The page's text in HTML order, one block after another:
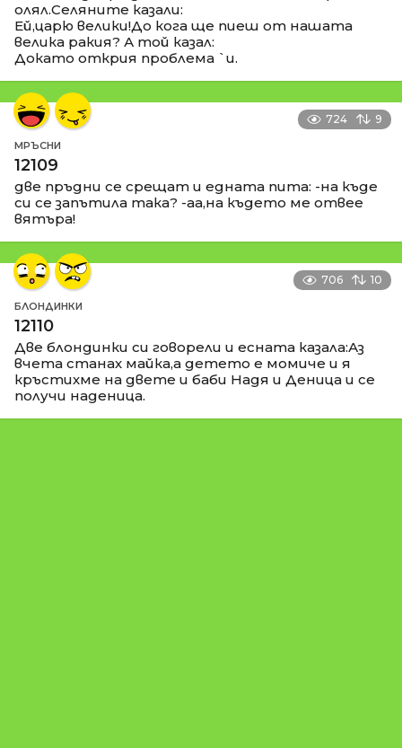
олял.Селяните казали:
Ей,царю велики!До кога ще пиеш от нашата
велика ракия? А той казал:
Докато открия проблема `и.
724 9
МРЪСНИ
12109
две пръдни се срещат и едната пита: -на къде
си се запътила така? -аа,на където ме отвее
вятъра!
706 10
БЛОНДИНКИ
12110
Две блондинки си говорели и есната казала:Аз
вчета станах майка,а детето е момиче и я
кръстихме на двете и баби Надя и Деница и се
получи наденица.